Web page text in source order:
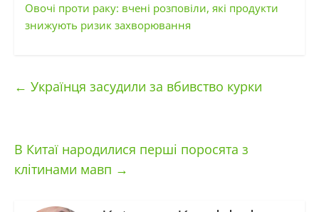
Овочі проти раку: вчені розповіли, які продукти
знижують ризик захворювання
← Українця засудили за вбивство курки
В Китаї народилися перші поросята з
клітинами мавп →